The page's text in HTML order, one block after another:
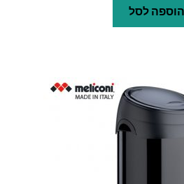
הוספה לסל